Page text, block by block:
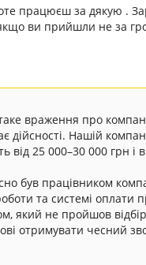
працюєш за дякую .
ви прийшли не за
враження про
дійсності. Нашій
від 25 000–30 000 грн
був працівником
та системі оплати
який не пройшов
отримувати чесний